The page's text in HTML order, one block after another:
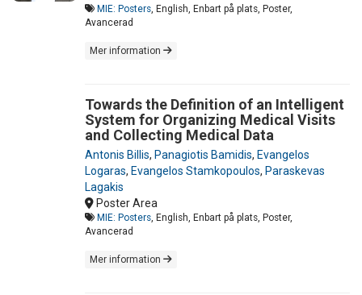
MIE: Posters , English, Enbart på plats, Poster,
Avancerad
Mer information
Towards the Definition of an Intelligent
System for Organizing Medical Visits
and Collecting Medical Data
Antonis Billis, Panagiotis Bamidis, Evangelos
Logaras, Evangelos Stamkopoulos, Paraskevas
Lagakis
Poster Area
MIE: Posters , English, Enbart på plats, Poster,
Avancerad
Mer information